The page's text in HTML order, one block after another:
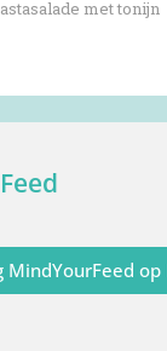
met tonijn
MindYourFeed